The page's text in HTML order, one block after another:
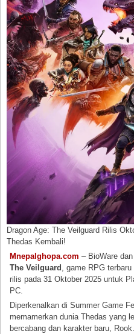
Dragon Age: The Veilguard Rilis
Thedas Kembali!
Mnepalghopa.com – BioWare
The Veilguard , game RPG
rilis pada 31 Oktober 2025 untuk
PC.
Diperkenalkan di Summer Game
memamerkan dunia Thedas yang
bercabang dan karakter baru,